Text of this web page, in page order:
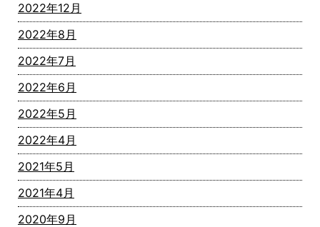
2022年12月
2022年8月
2022年7月
2022年6月
2022年5月
2022年4月
2021年5月
2021年4月
2020年9月